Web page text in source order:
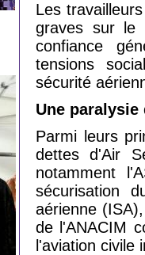
Les
graves sur le
confiance
tensions
sécurité
Une
Parmi leurs
dettes d'Air
notamment
sécurisation
aérienne
de l'ANACIM
l'aviation civile